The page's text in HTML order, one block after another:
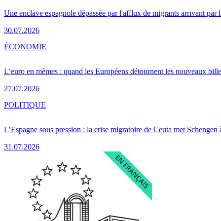
Une enclave espagnole dépassée par l'afflux de migrants arrivant par
30.07.2026
L’euro en mèmes : quand les Européens détournent les nouveaux
27.07.2026
ÉCONOMIE
L’Espagne sous pression : la crise migratoire de Ceuta met Schengen
31.07.2026
POLITIQUE